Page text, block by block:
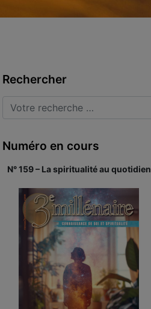
Rechercher
Numéro en cours
N° 159 – La spiritualité au quotidien